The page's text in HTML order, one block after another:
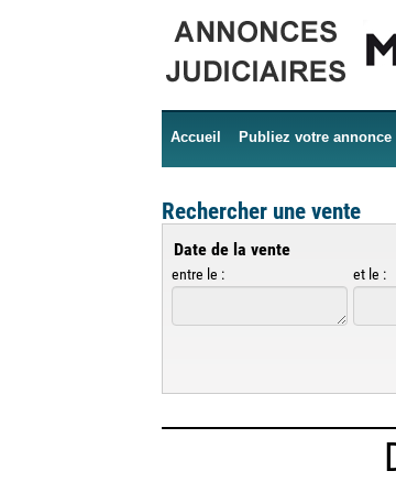
Accueil Publiez votre annonce
Rechercher une vente
Date de la vente
entre le : et le :